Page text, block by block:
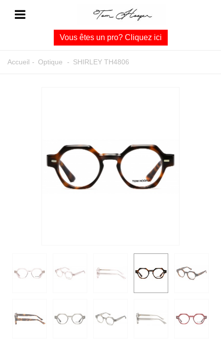
Vous êtes un pro? Cliquez ici
Accueil - Optique - SHIRLEY TH4806